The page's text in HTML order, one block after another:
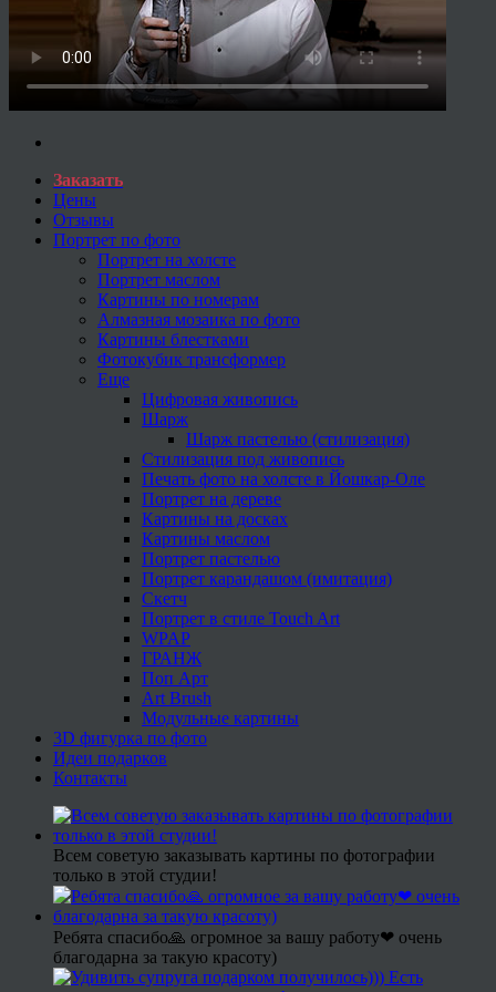
Заказать
Цены
Отзывы
Портрет по фото
Портрет на холсте
Портрет маслом
Картины по номерам
Алмазная мозаика по фото
Картины блестками
Фотокубик трансформер
Еще
Цифровая живопись
Шарж
Шарж пастелью (стилизация)
Стилизация под живопись
Печать фото на холсте в Йошкар-Оле
Портрет на дереве
Картины на досках
Картины маслом
Портрет пастелью
Портрет карандашом (имитация)
Скетч
Портрет в стиле Touch Art
WPAP
ГРАНЖ
Поп Арт
Art Brush
Модульные картины
3D фигурка по фото
Идеи подарков
Контакты
Всем советую заказывать картины по фотографии
только в этой студии!
Ребята спасибо🙏 огромное за вашу работу❤ очень
благодарна за такую красоту)